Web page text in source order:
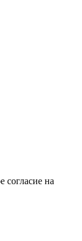
согласие на